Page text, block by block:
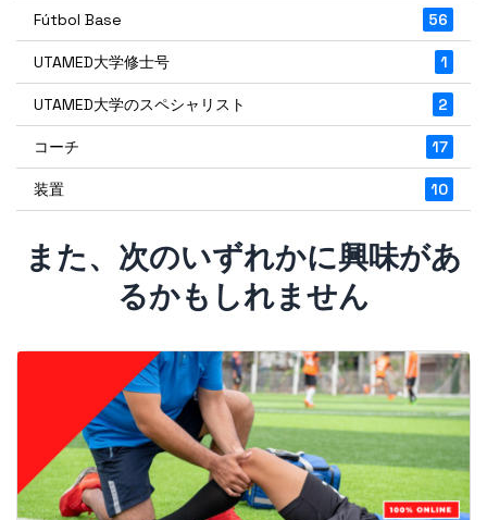
Fútbol Base 56
UTAMED大学修士号 1
UTAMED大学のスペシャリスト 2
コーチ 17
装置 10
また、次のいずれかに興味があ
るかもしれません